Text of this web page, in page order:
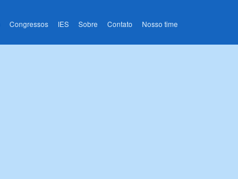
Congressos IES Sobre Contato Nosso time